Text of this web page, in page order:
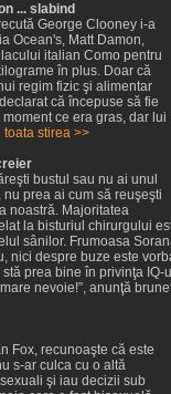
... slabind
George Clooney i-a
Ocean's, Matt Damon,
italian Como pentru
în plus. Doar că
regim fizic şi alimentar
că începuse să fie
ce era gras, dar lui
toata stirea >>
bustul sau nu ai unul
prea ai cum să reuşeşti
noastră. Majoritatea
la bisturiul chirurgului
sânilor. Frumoasa
nici despre buze este
prea bine în privinţa IQ-
nevoie!”, anunţă
Fox, recunoaşte că este
s-ar culca cu o altă
şi iau decizii sub